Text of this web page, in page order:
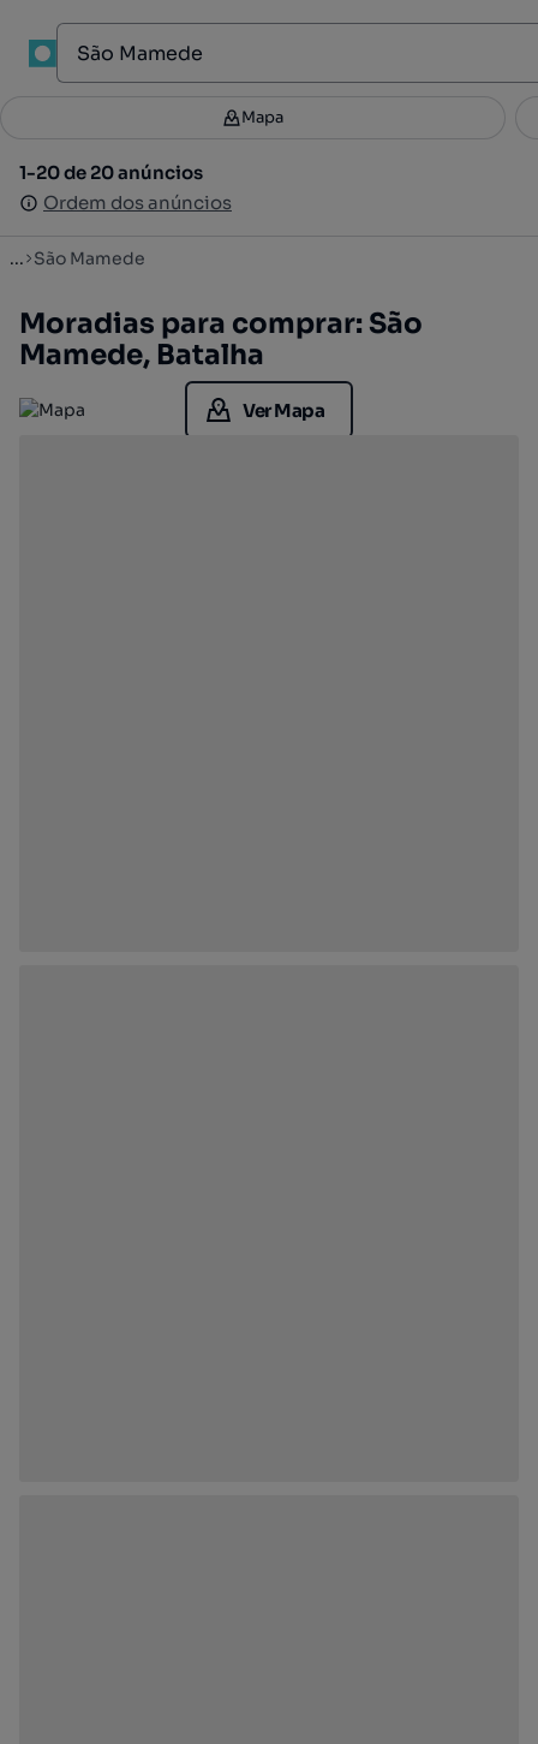
Filtros 2
1-20 de 20 anúncios
Ordem dos anúncios
Mapa
1-20 de 20 anúncios
Ordem dos anúncios
... São Mamede
Moradias para comprar: São
Mamede, Batalha
Ver Mapa